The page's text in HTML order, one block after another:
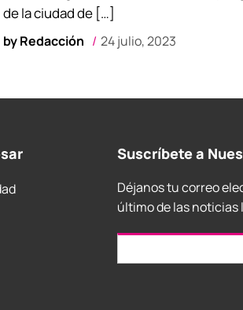
byRedacción 24 julio, 2023
de la ciudad de […]
Suscríbete a
Déjanos tu correo
último de las noticias